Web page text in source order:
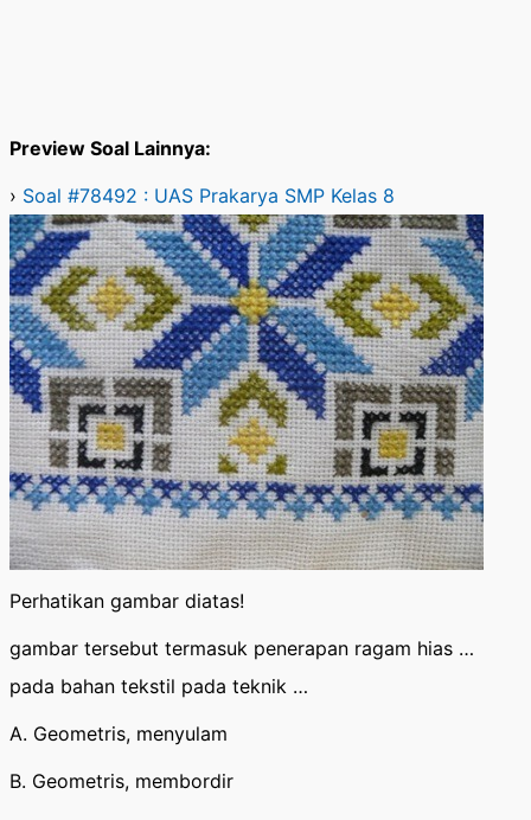
Preview Soal Lainnya:
› Soal #78492 : UAS Prakarya SMP Kelas 8
Perhatikan gambar diatas!
gambar tersebut termasuk penerapan ragam hias …
pada bahan tekstil pada teknik …
A. Geometris, menyulam
B. Geometris, membordir